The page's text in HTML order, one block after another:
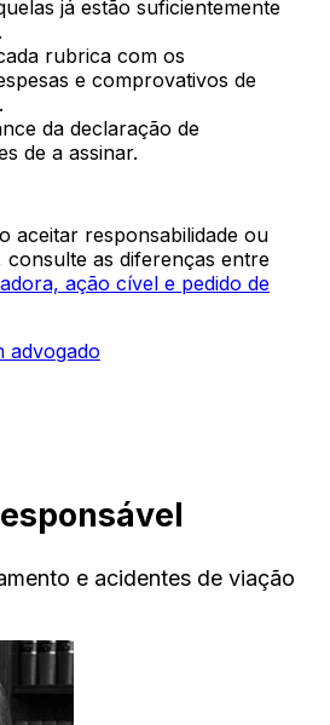
já estão suficientemente
rubrica com os
e comprovativos de
da declaração de
de a assinar.
aceitar responsabilidade ou
as diferenças entre
ação cível e pedido de
advogado
e acidentes de viação